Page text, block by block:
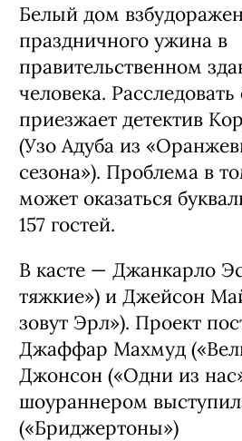
Белый дом
праздничного ужина в
правительственном
человека.
приезжает детектив
(Узо Адуба из
сезона»). Проблема в
может оказаться
157 гостей.
В касте — Джанкарло
тяжкие») и Джейсон
зовут Эрл»). Проект
Джаффар Махмуд
Джонсон («Одни из
шоураннером
(«Бриджертоны»)